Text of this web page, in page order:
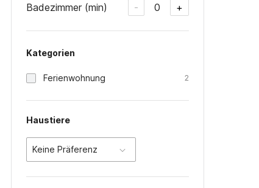
Badezimmer (min) - 0 +
Kategorien
Ferienwohnung 2
Haustiere
Keine Präferenz